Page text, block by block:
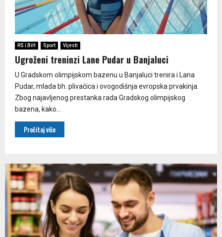
RS i BiH Sport Vijesti
Ugroženi treninzi Lane Pudar u Banjaluci
U Gradskom olimpijskom bazenu u Banjaluci trenira i Lana
Pudar, mlada bh. plivačica i ovogodišnja evropska prvakinja.
Zbog najavljenog prestanka rada Gradskog olimpijskog
bazena, kako...
Pročitaj više